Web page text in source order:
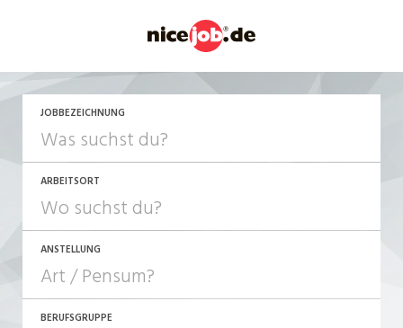
JOBBEZEICHNUNG
ARBEITSORT
ANSTELLUNG
BERUFSGRUPPE